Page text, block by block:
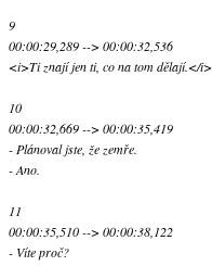
9
00:00:29,289 --> 00:00:32,536
<i>Ti znají jen ti, co na tom dělají.</i>
10
00:00:32,669 --> 00:00:35,419
- Plánoval jste, že zemře.
- Ano.
11
00:00:35,510 --> 00:00:38,122
- Víte proč?